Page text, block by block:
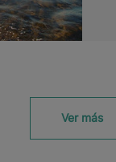
Ver más